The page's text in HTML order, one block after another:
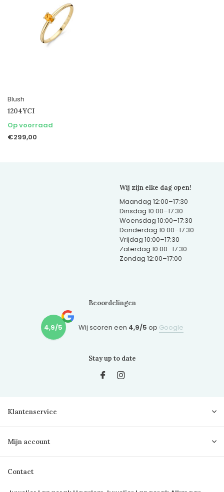
Blush
1204YCI
Op voorraad
€299,00
Wij zijn elke dag open!
Maandag 12:00–17:30
Dinsdag 10:00–17:30
Woensdag 10:00–17:30
Donderdag 10:00–17:30
Vrijdag 10:00–17:30
Zaterdag 10:00–17:30
Zondag 12:00–17:00
Beoordelingen
4,9/5 Wij scoren een 4,9/5 op Google
Stay up to date
Klantenservice
Mijn account
Contact